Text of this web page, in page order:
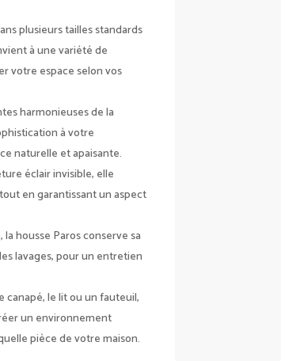
plusieurs tailles standards
à une variété de
votre espace selon vos
harmonieuses de la
à votre
naturelle et apaisante.
éclair invisible, elle
en garantissant un aspect
housse Paros conserve sa
lavages, pour un entretien
canapé, le lit ou un fauteuil,
un environnement
pièce de votre maison.